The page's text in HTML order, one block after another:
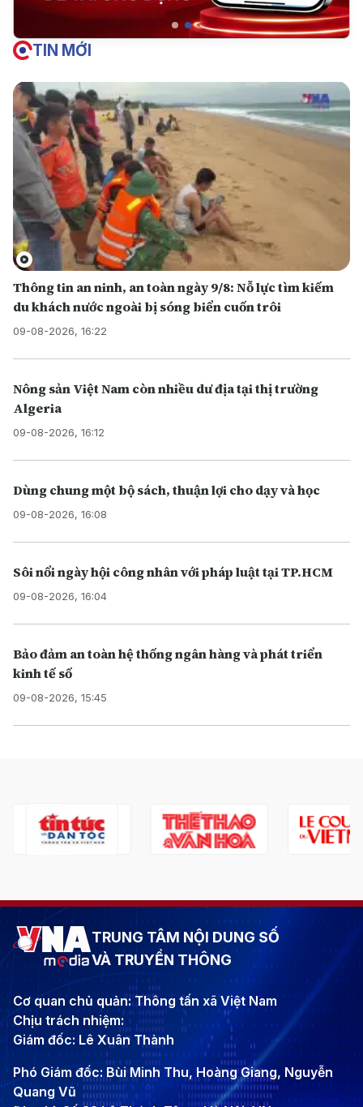
TIN MỚI
Thông tin an ninh, an toàn ngày 9/8: Nỗ lực tìm kiếm
du khách nước ngoài bị sóng biển cuốn trôi
09-08-2026, 16:22
Nông sản Việt Nam còn nhiều dư địa tại thị trường
Algeria
09-08-2026, 16:12
Dùng chung một bộ sách, thuận lợi cho dạy và học
09-08-2026, 16:08
Sôi nổi ngày hội công nhân với pháp luật tại TP.HCM
09-08-2026, 16:04
Bảo đảm an toàn hệ thống ngân hàng và phát triển
kinh tế số
09-08-2026, 15:45
TRUNG TÂM NỘI DUNG SỐ
VÀ TRUYỀN THÔNG
Cơ quan chủ quản: Thông tấn xã Việt Nam
Chịu trách nhiệm:
Giám đốc: Lê Xuân Thành
Phó Giám đốc: Bùi Minh Thu, Hoàng Giang, Nguyễn
Quang Vũ